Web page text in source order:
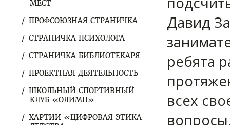
МЕСТ
ПРОФСОЮЗНАЯ СТРАНИЧКА
СТРАНИЧКА ПСИХОЛОГА
СТРАНИЧКА БИБЛИОТЕКАРЯ
ПРОЕКТНАЯ ДЕЯТЕЛЬНОСТЬ
ШКОЛЬНЫЙ СПОРТИВНЫЙ
КЛУБ «ОЛИМП»
ХАРТИИ «ЦИФРОВАЯ ЭТИКА
Давид
ребята
всех